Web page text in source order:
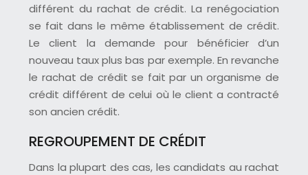
différent du rachat de crédit. La renégociation
se fait dans le même établissement de crédit.
Le client la demande pour bénéficier d’un
nouveau taux plus bas par exemple. En revanche
le rachat de crédit se fait par un organisme de
crédit différent de celui où le client a contracté
son ancien crédit.
REGROUPEMENT DE CRÉDIT
Dans la plupart des cas, les candidats au rachat